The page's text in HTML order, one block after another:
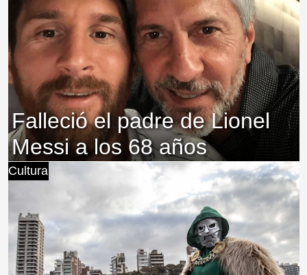
Falleció el padre de Lionel
Messi a los 68 años
Cultura